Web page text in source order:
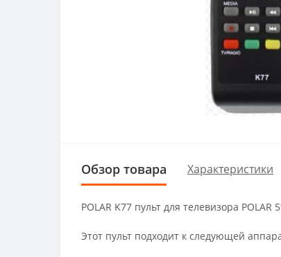
Обзор товара Характеристики
POLAR K77 пульт для телевизора POLAR
Этот пульт подходит к следующей